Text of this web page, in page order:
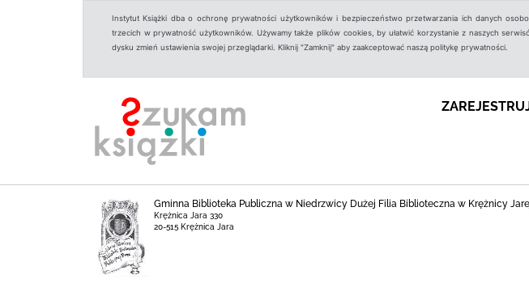
Instytut Książki dba o ochronę prywatności użytkowników i bezpieczeństwo przetwarzania ich danych
trzecich w prywatność użytkowników. Używamy także plików cookies, by ułatwić korzystanie z naszych
dysku zmień ustawienia swojej przeglądarki. Kliknij "Zamknij" aby zaakceptować naszą politykę prywatności.
Gminna Biblioteka Publiczna w Niedrzwicy Dużej Filia Biblioteczna w Krężnicy
Krężnica Jara 330
20-515 Krężnica Jara